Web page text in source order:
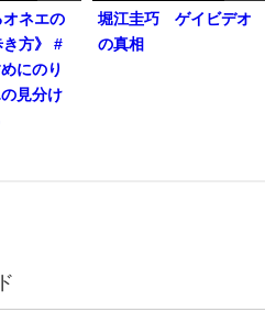
ネエの
き方》 #
にのり
見分け
堀江圭巧 ゲイビデオ
の真相